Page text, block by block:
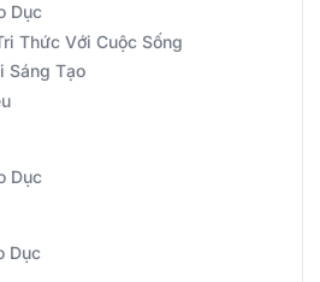
Dục
Thức Với Cuộc Sống
Sáng Tạo
Dục
Dục